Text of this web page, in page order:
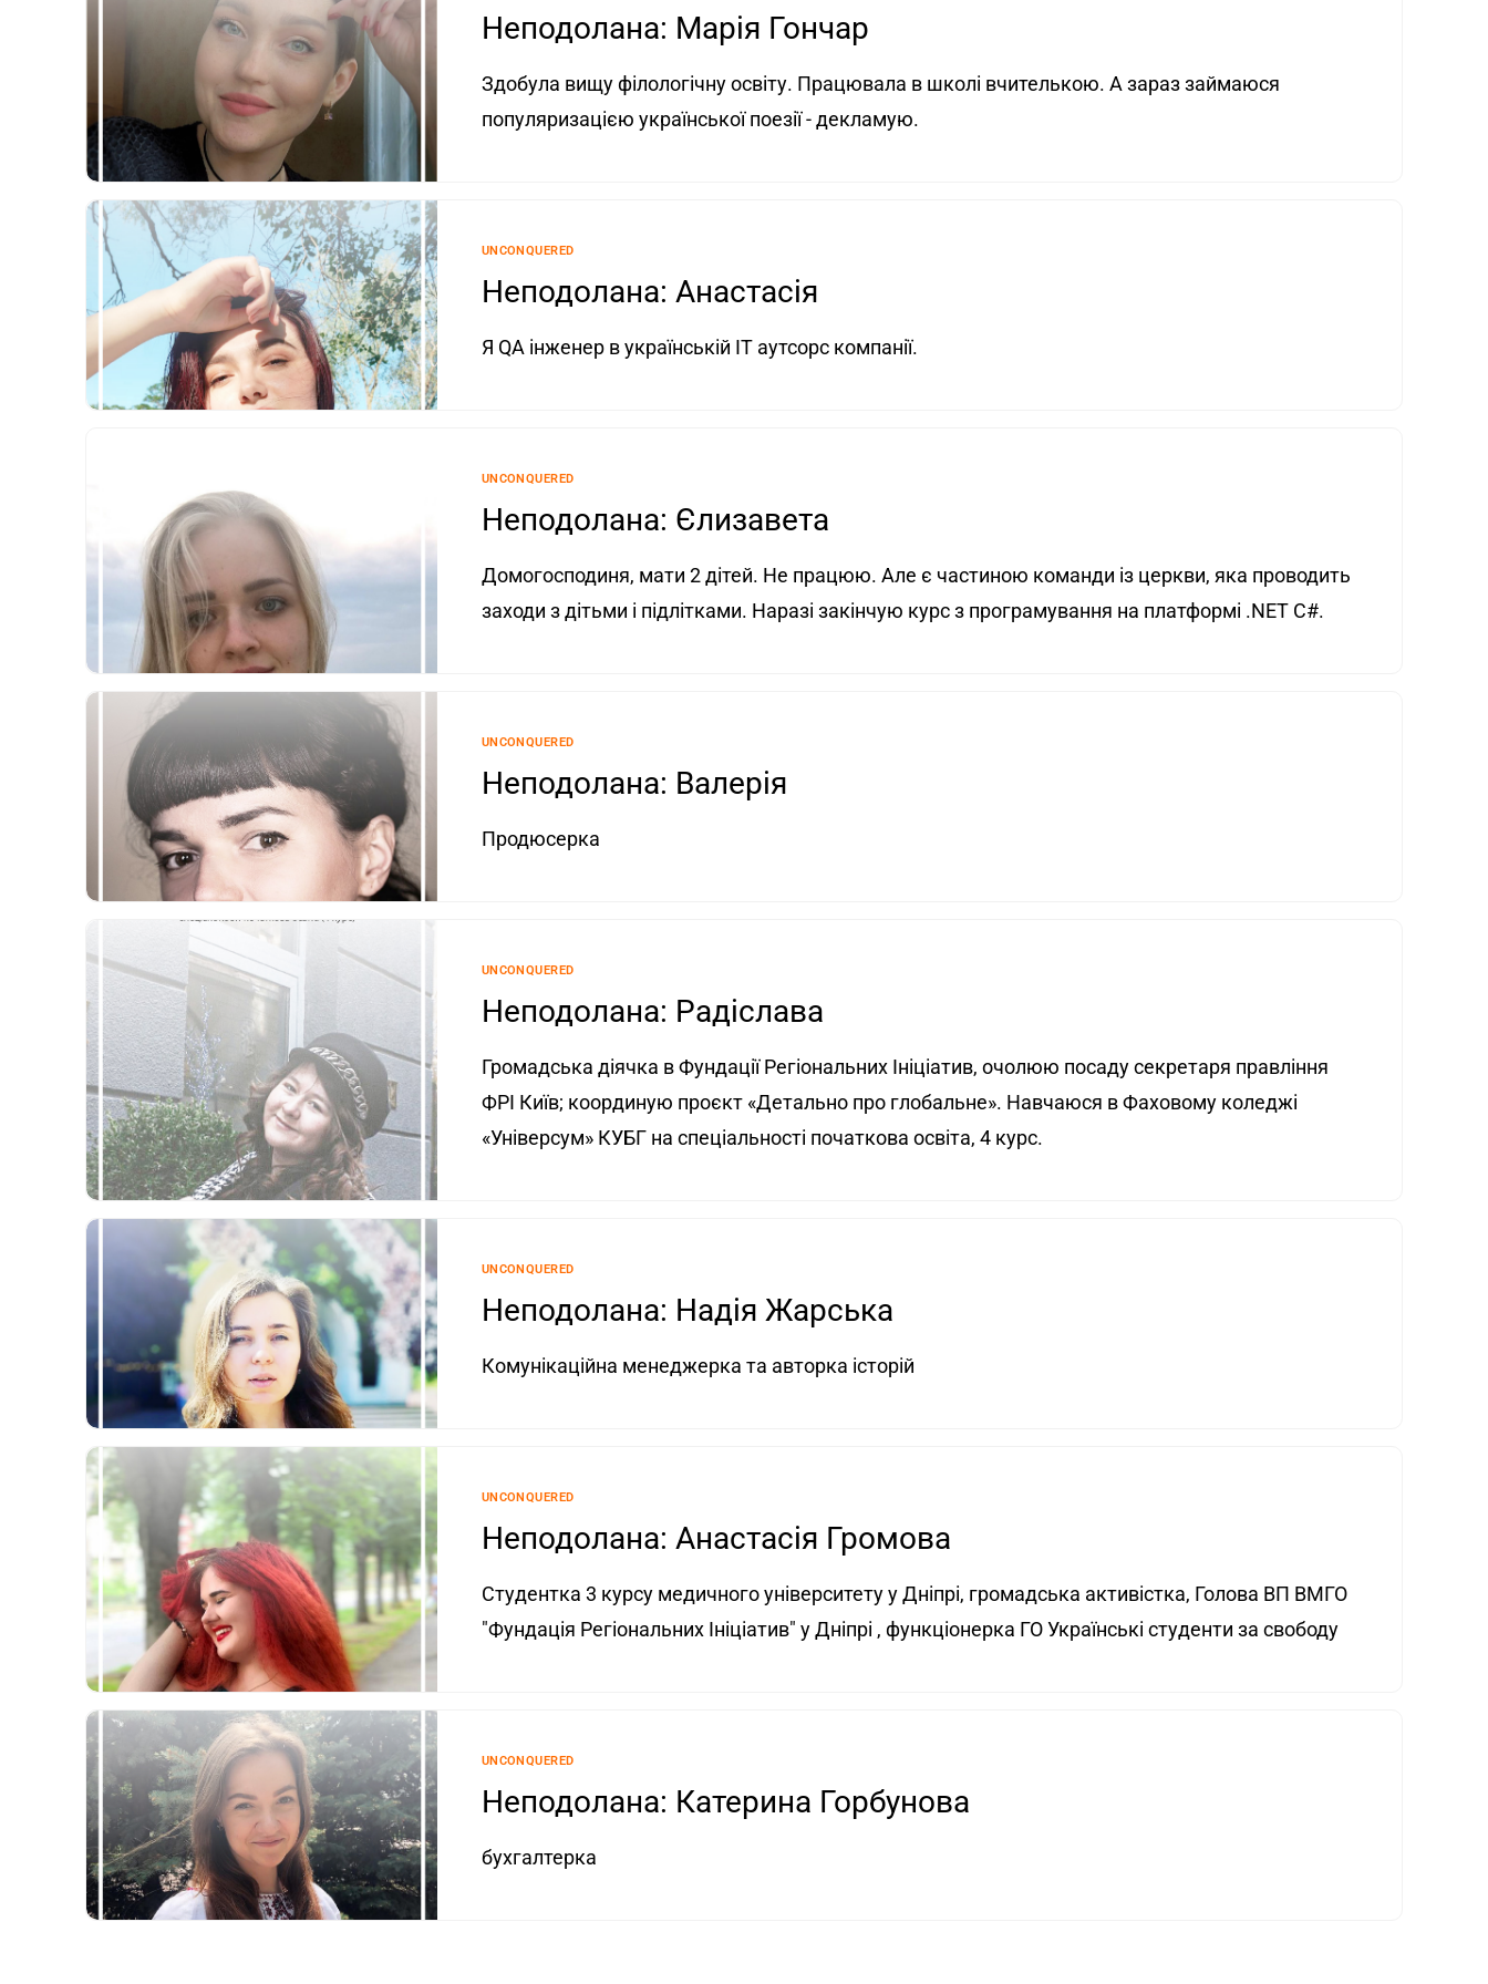
Неподолана: Марія Гончар
Здобула вищу філологічну освіту. Працювала в школі вчителькою. А зараз займаюся
популяризацією української поезії - декламую.
UNCONQUERED
Неподолана: Анастасія
Я QA інженер в українській IT аутсорс компанії.
UNCONQUERED
Неподолана: Єлизавета
Домогосподиня, мати 2 дітей. Не працюю. Але є частиною команди із церкви, яка проводить
заходи з дітьми і підлітками. Наразі закінчую курс з програмування на платформі .NET C#.
UNCONQUERED
Неподолана: Валерія
Продюсерка
UNCONQUERED
Неподолана: Радіслава
Громадська діячка в Фундації Регіональних Ініціатив, очолюю посаду секретаря правління
ФРІ Київ; координую проєкт «Детально про глобальне». Навчаюся в Фаховому коледжі
«Універсум» КУБГ на спеціальності початкова освіта, 4 курс.
UNCONQUERED
Неподолана: Надія Жарська
Комунікаційна менеджерка та авторка історій
UNCONQUERED
Неподолана: Анастасія Громова
Студентка 3 курсу медичного університету у Дніпрі, громадська активістка, Голова ВП ВМГО
"Фундація Регіональних Ініціатив" у Дніпрі , функціонерка ГО Українські студенти за свободу
UNCONQUERED
Неподолана: Катерина Горбунова
бухгалтерка